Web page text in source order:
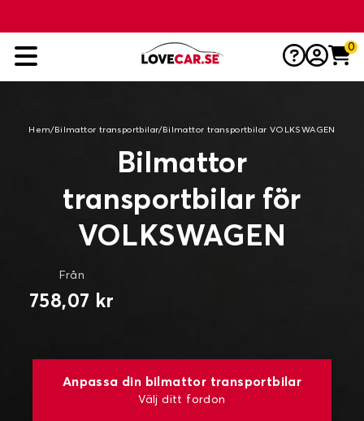
0
Hem/ Bilmattor transportbilar/ Bilmattor transportbilar VOLKSWAGEN
Bilmattor
transportbilar för
VOLKSWAGEN
Från
758,07 kr
Anpassa din bilmattor transportbilar
Välj ditt fordon